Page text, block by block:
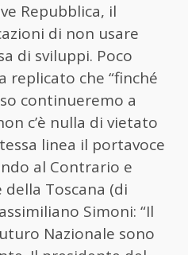
Repubblica, il
di non usare
di sviluppi. Poco
replicato che “finché
continueremo a
c’è nulla di vietato
linea il portavoce
al Contrario e
Toscana (di
Simoni: “Il
Nazionale sono